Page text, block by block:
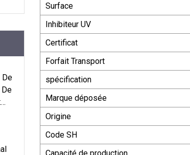
De
Surface
Inhibiteur UV
Certificat
Forfait Transport
spécification
Marque déposée
Origine
Code SH
Capacité de production